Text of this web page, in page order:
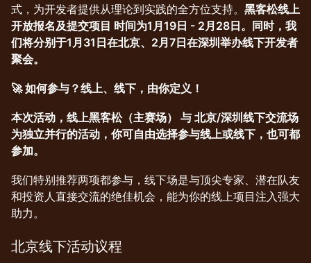
式，为开发者提供从理论到实践的全方位支持。 黑客松线上
开放报名及提交项目 时间为1月19日 - 2月28日。同时，我
们将分别于1月31日在北京、2月7日在深圳举办线下开发者
聚会。
🚀 如何参与？线上、线下，由你定义！
本次活动，线上黑客松（主赛场） 与 北京/深圳线下交流场
为独立并行的活动，你可自由选择参与线上或线下，也可都
参加。
我们特别推荐两项都参与，线下场是与顶尖专家、潜在队友
和投资人直接交流的绝佳机会，能为你的线上项目注入强大
助力。
北京线下活动议程